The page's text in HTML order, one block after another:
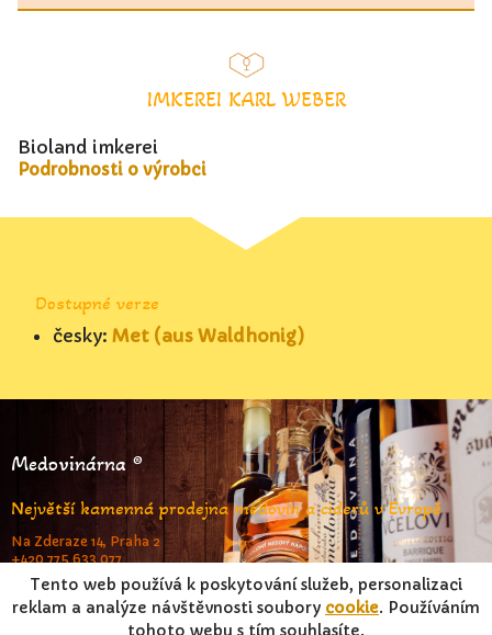
IMKEREI KARL WEBER
Bioland imkerei
Podrobnosti o výrobci
Dostupné verze
česky: Met (aus Waldhonig)
Medovinárna ®
Největší kamenná prodejna medovin a ciderů v Evropě
Na Zderaze 14, Praha 2
+420 775 633 077
www.medovinarna.cz
Tento web používá k poskytování služeb, personalizaci
reklam a analýze návštěvnosti soubory cookie. Používáním
tohoto webu s tím souhlasíte.